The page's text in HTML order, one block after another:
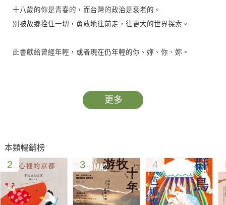
十八歲的你是青春的，而台灣的政治是衰老的。
別被故鄉拴住一切，勇敢地往前走，往更大的世界探索。
此書獻給曾經年輕，或者現在仍年輕的你、妳、你、妳。
一個人以冷靜、清晰而溫柔的筆鋒，傾全力告訴年輕人們，內心
深處的思索和期待。
34篇短文，無關媒體與政治；走出島嶼，站在更寬廣的視野，為
年輕人看見瞬息萬變的世界。
更多
本類暢銷榜
2 3 4